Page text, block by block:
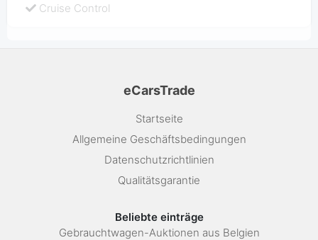
Cruise Control
eCarsTrade
Startseite
Allgemeine Geschäftsbedingungen
Datenschutzrichtlinien
Qualitätsgarantie
Beliebte einträge
Gebrauchtwagen-Auktionen aus Belgien